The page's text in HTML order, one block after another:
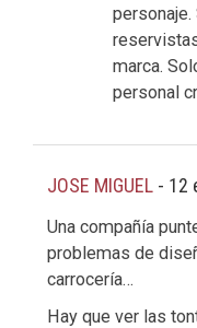
marca.
personal
JOSE MIGUEL - 12
Una compañía
problemas de
carrocería…
Hay que ver las